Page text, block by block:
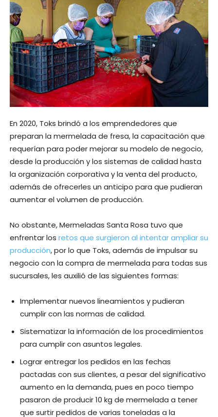
En 2020, Toks brindó a los emprendedores que
preparan la mermelada de fresa, la capacitación que
requerían para poder mejorar su modelo de negocio,
desde la producción y los sistemas de calidad hasta
la organización corporativa y la venta del producto,
además de ofrecerles un anticipo para que pudieran
aumentar el volumen de producción.
No obstante, Mermeladas Santa Rosa tuvo que
enfrentar los retos que surgieron al intentar ampliar su
producción, por lo que Toks, además de impulsar su
negocio con la compra de mermelada para todas sus
sucursales, les auxilió de las siguientes formas:
Implementar nuevos lineamientos y pudieran
cumplir con las normas de calidad.
Sistematizar la información de los procedimientos
para cumplir con asuntos legales.
Lograr entregar los pedidos en las fechas
pactadas con sus clientes, a pesar del significativo
aumento en la demanda, pues en poco tiempo
pasaron de producir 10 kg de mermelada a tener
que surtir pedidos de varias toneladas a la